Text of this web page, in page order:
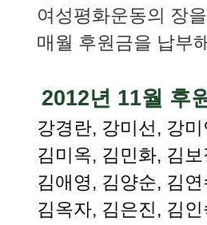
여성평화운동의 장
매월 후원금을 납부
2012년 11월 후
강경란, 강미선, 강
김미옥, 김민화, 김
김애영, 김양순, 김
김옥자, 김은진, 김